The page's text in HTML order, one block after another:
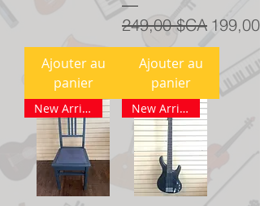
Ajouter au
panier
Prix original
249,00 $CA Prix
199,00
Ajouter au
panier
New Arrival New Arrival